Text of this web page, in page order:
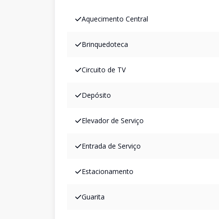
Aquecimento Central
Brinquedoteca
Circuito de TV
Depósito
Elevador de Serviço
Entrada de Serviço
Estacionamento
Guarita